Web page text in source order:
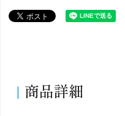
商品詳細